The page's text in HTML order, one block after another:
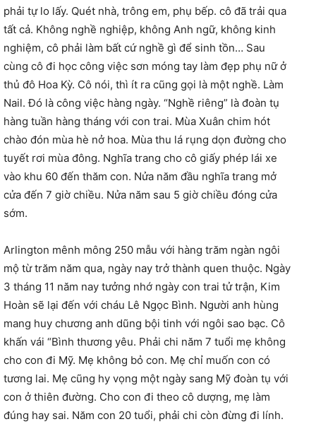
phải tự lo lấy. Quét nhà, trông em, phụ bếp. cô đã trải qua
tất cả. Không nghề nghiệp, không Anh ngữ, không kinh
nghiệm, cô phải làm bất cứ nghề gì để sinh tồn… Sau
cùng cô đi học công việc sơn móng tay làm đẹp phụ nữ ở
thủ đô Hoa Kỳ. Cô nói, thì ít ra cũng gọi là một nghề. Làm
Nail. Đó là công việc hàng ngày. “Nghề riêng” là đoàn tụ
hàng tuần hàng tháng với con trai. Mùa Xuân chim hót
chào đón mùa hè nở hoa. Mùa thu lá rụng dọn đường cho
tuyết rơi mùa đông. Nghĩa trang cho cô giấy phép lái xe
vào khu 60 đến thăm con. Nửa năm đầu nghĩa trang mở
cửa đến 7 giờ chiều. Nửa năm sau 5 giờ chiều đóng cửa
sớm.
Arlington mênh mông 250 mẫu với hàng trăm ngàn ngôi
mộ từ trăm năm qua, ngày nay trở thành quen thuộc. Ngày
3 tháng 11 năm nay tưởng nhớ ngày con trai tử trận, Kim
Hoàn sẽ lại đến với cháu Lê Ngọc Bình. Người anh hùng
mang huy chương anh dũng bội tinh với ngôi sao bạc. Cô
khấn vái “Bình thương yêu. Phải chi năm 7 tuổi mẹ không
cho con đi Mỹ. Mẹ không bỏ con. Mẹ chỉ muốn con có
tương lai. Mẹ cũng hy vọng một ngày sang Mỹ đoàn tụ với
con ở thiên đường. Cho con đi theo cô dượng, mẹ làm
đúng hay sai. Năm con 20 tuổi, phải chi còn đừng đi lính.